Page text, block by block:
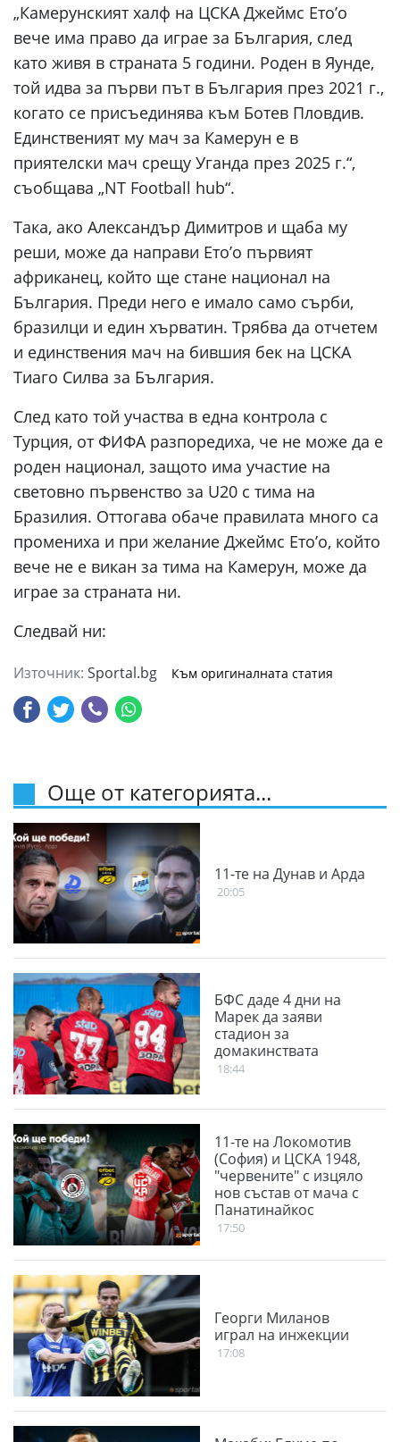
„Камерунският халф на ЦСКА Джеймс Eтo’o
вече има право да играе за България, след
като живя в страната 5 години. Роден в Яунде,
той идва за първи път в България през 2021 г.,
когато се присъединява към Ботев Пловдив.
Единственият му мач за Камерун е в
приятелски мач срещу Уганда през 2025 г.“,
съобщава „NТ Football hub“.
Така, ако Александър Димитров и щаба му
реши, може да направи Ето’о първият
африканец, който ще стане национал на
България. Преди него е имало само сърби,
бразилци и един хърватин. Трябва да отчетем
и единствения мач на бившия бек на ЦСКА
Тиаго Силва за България.
След като той участва в една контрола с
Турция, от ФИФА разпоредиха, че не може да е
роден национал, защото има участие на
световно първенство за U20 с тима на
Бразилия. Оттогава обаче правилата много са
промениха и при желание Джеймс Eтo’o, който
вече не е викан за тима на Камерун, може да
играе за страната ни.
Следвай ни:
Източник: Sportal.bg Към оригиналната статия
Още от категорията...
11-те на Дунав и Арда
20:05
БФС даде 4 дни на
Марек да заяви
стадион за
домакинствата
18:44
11-те на Локомотив
(София) и ЦСКА 1948,
"червените" с изцяло
нов състав от мача с
Панатинайкос
17:50
Георги Миланов
играл на инжекции
17:08